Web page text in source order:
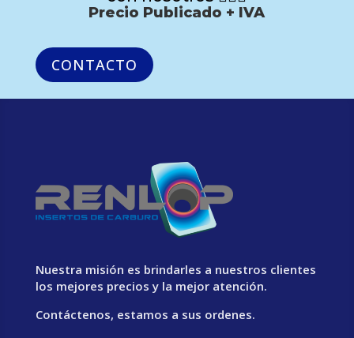
Precio Publicado + IVA
CONTACTO
Nuestra misión es brindarles a nuestros clientes
los mejores precios y la mejor atención.
Contáctenos, estamos a sus ordenes.